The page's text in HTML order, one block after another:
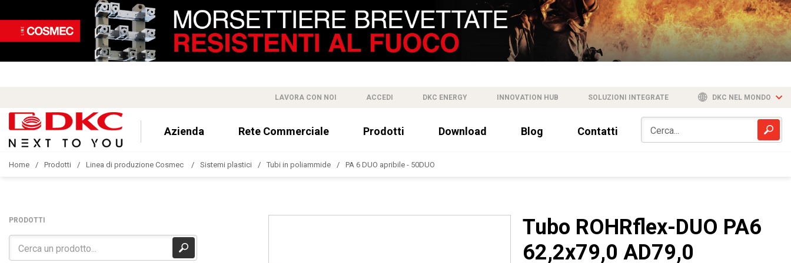
LAVORA CON NOI ACCEDI DKC ENERGY INNOVATION HUB SOLUZIONI INTEGRATE DKC NEL MONDO
Azienda Rete Commerciale Prodotti Download Blog Contatti
Home Prodotti Linea di produzione Cosmec Sistemi plastici Tubi in poliammide PA 6 DUO apribile - 50DUO
PRODOTTI
Tubo ROHRflex-DUO PA6
62,2x79,0 AD79,0